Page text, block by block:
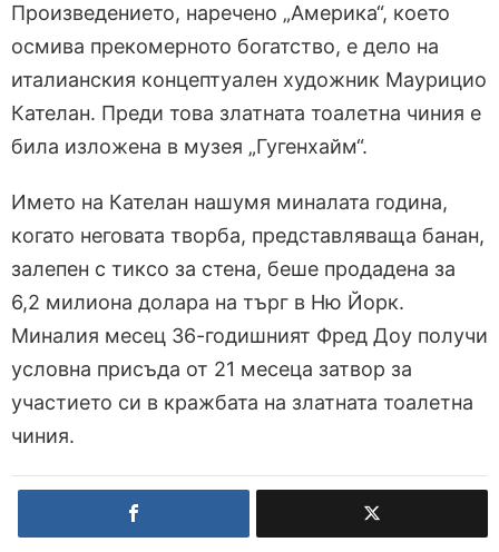
Произведението, наречено „Америка“, което
осмива прекомерното богатство, е дело на
италианския концептуален художник Маурицио
Кателан. Преди това златната тоалетна чиния е
била изложена в музея „Гугенхайм“.
Името на Кателан нашумя миналата година,
когато неговата творба, представляваща банан,
залепен с тиксо за стена, беше продадена за
6,2 милиона долара на търг в Ню Йорк.
Миналия месец 36-годишният Фред Доу получи
условна присъда от 21 месеца затвор за
участието си в кражбата на златната тоалетна
чиния.